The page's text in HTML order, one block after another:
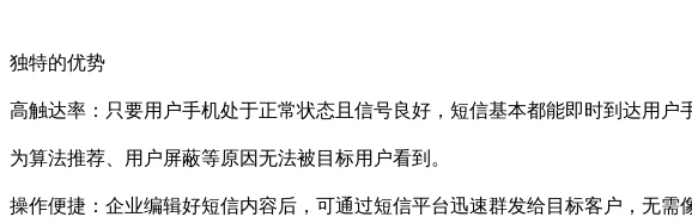
独特的优势
高触达率：只要用户手机处于正常状态且信号良好，短信基本都能即时到达用
为算法推荐、用户屏蔽等原因无法被目标用户看到。
操作便捷：企业编辑好短信内容后，可通过短信平台迅速群发给目标客户，无